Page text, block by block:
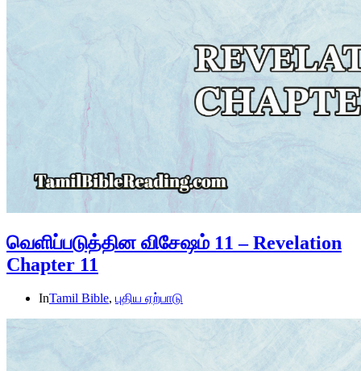
வெளிப்படுத்தின விசேஷம் 11 – Revelation
Chapter 11
InTamil Bible, புதிய ஏற்பாடு